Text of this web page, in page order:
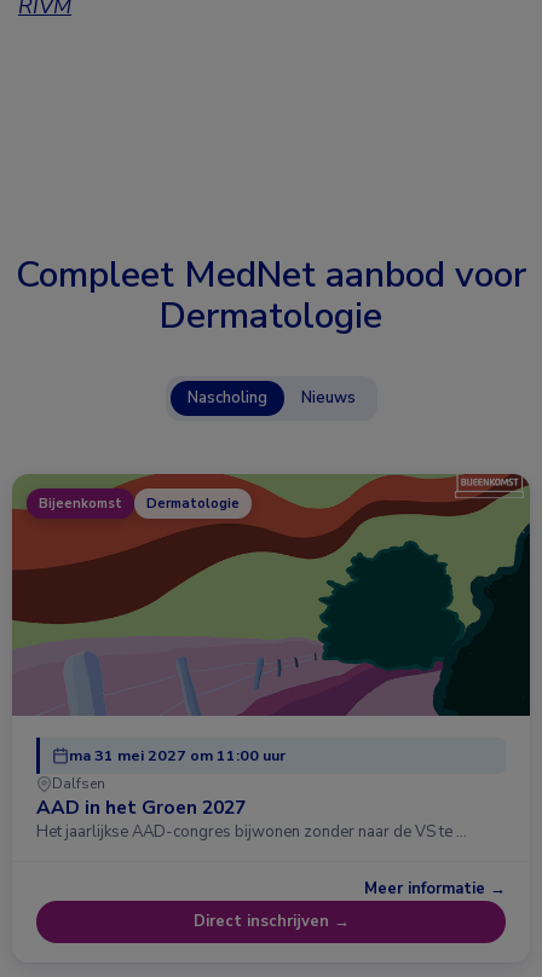
RIVM
Compleet MedNet aanbod voor
Dermatologie
Nascholing Nieuws
Bijeenkomst Dermatologie
ma 31 mei 2027 om 11:00 uur
Dalfsen
AAD in het Groen 2027
Het jaarlijkse AAD-congres bijwonen zonder naar de VS te …
Meer informatie →
Direct inschrijven →